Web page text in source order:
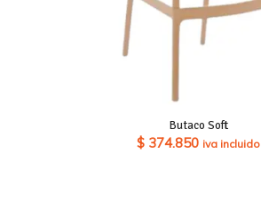
Butaco Soft
$ 374.850 iva incluido